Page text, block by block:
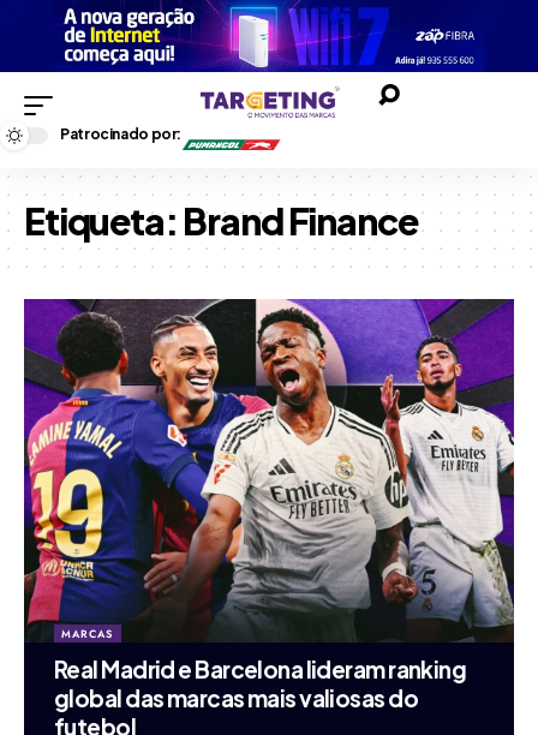
Patrocinado por:
Etiqueta: Brand Finance
MARCAS
Real Madrid e Barcelona lideram ranking
global das marcas mais valiosas do
futebol